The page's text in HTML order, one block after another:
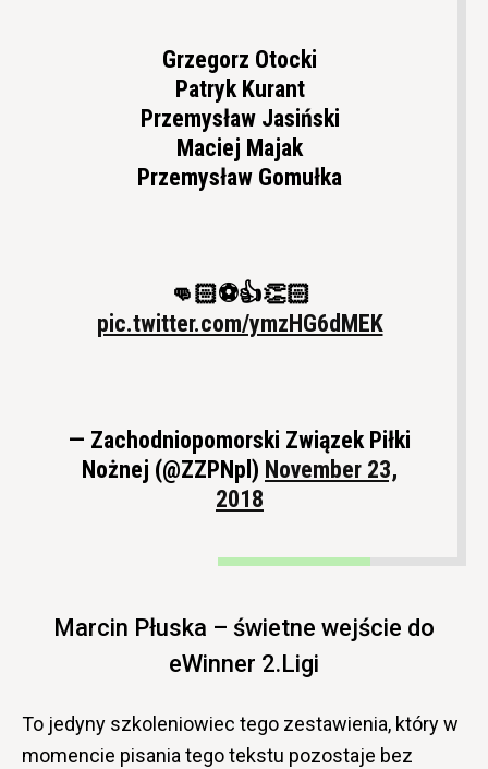
Grzegorz Otocki
Patryk Kurant
Przemysław Jasiński
Maciej Majak
Przemysław Gomułka
👊🏻⚽️👍👏🏻
pic.twitter.com/ymzHG6dMEK
— Zachodniopomorski Związek Piłki
Nożnej (@ZZPNpl) November 23,
2018
Marcin Płuska – świetne wejście do
eWinner 2.Ligi
To jedyny szkoleniowiec tego zestawienia, który w
momencie pisania tego tekstu pozostaje bez